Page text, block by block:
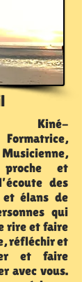
Kiné-
proche et
des
et élans de
qui
rire et faire
réfléchir et
et faire
avec vous.